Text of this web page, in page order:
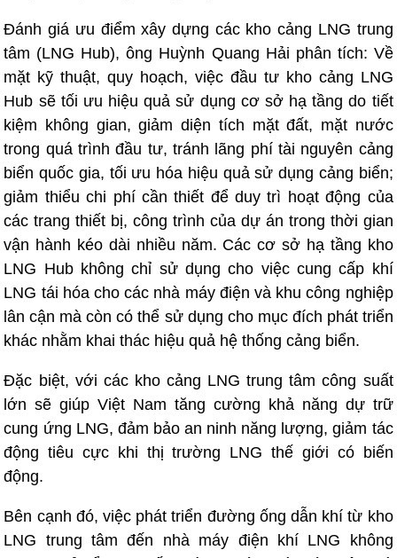
Đánh giá ưu điểm xây dựng các kho cảng LNG trung
tâm (LNG Hub), ông Huỳnh Quang Hải phân tích: Về
mặt kỹ thuật, quy hoạch, việc đầu tư kho cảng LNG
Hub sẽ tối ưu hiệu quả sử dụng cơ sở hạ tầng do tiết
kiệm không gian, giảm diện tích mặt đất, mặt nước
trong quá trình đầu tư, tránh lãng phí tài nguyên cảng
biển quốc gia, tối ưu hóa hiệu quả sử dụng cảng biển;
giảm thiểu chi phí cần thiết để duy trì hoạt động của
các trang thiết bị, công trình của dự án trong thời gian
vận hành kéo dài nhiều năm. Các cơ sở hạ tầng kho
LNG Hub không chỉ sử dụng cho việc cung cấp khí
LNG tái hóa cho các nhà máy điện và khu công nghiệp
lân cận mà còn có thể sử dụng cho mục đích phát triển
khác nhằm khai thác hiệu quả hệ thống cảng biển.
Đặc biệt, với các kho cảng LNG trung tâm công suất
lớn sẽ giúp Việt Nam tăng cường khả năng dự trữ
cung ứng LNG, đảm bảo an ninh năng lượng, giảm tác
động tiêu cực khi thị trường LNG thế giới có biến
động.
Bên cạnh đó, việc phát triển đường ống dẫn khí từ kho
LNG trung tâm đến nhà máy điện khí LNG không